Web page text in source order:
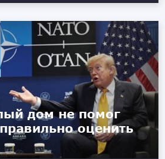
дом не помог
оценить